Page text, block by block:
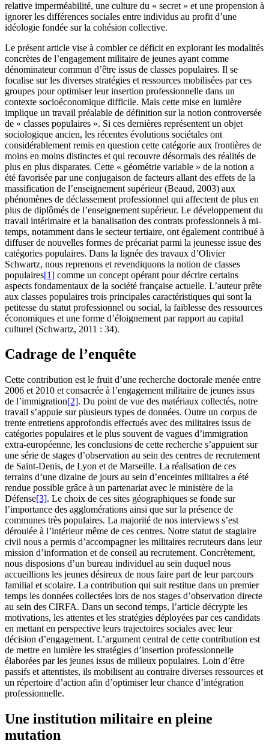
relative imperméabilité, une culture du « secret » et une propension à
ignorer les différences sociales entre individus au profit d’une
idéologie fondée sur la cohésion collective.
Le présent article vise à combler ce déficit en explorant les modalités
concrètes de l’engagement militaire de jeunes ayant comme
dénominateur commun d’être issus de classes populaires. Il se
focalise sur les diverses stratégies et ressources mobilisées par ces
groupes pour optimiser leur insertion professionnelle dans un
contexte socioéconomique difficile. Mais cette mise en lumière
implique un travail préalable de définition sur la notion controversée
de « classes populaires ». Si ces dernières représentent un objet
sociologique ancien, les récentes évolutions sociétales ont
considérablement remis en question cette catégorie aux frontières de
moins en moins distinctes et qui recouvre désormais des réalités de
plus en plus disparates. Cette « géométrie variable » de la notion a
été favorisée par une conjugaison de facteurs allant des effets de la
massification de l’enseignement supérieur (Beaud, 2003) aux
phénomènes de déclassement professionnel qui affectent de plus en
plus de diplômés de l’enseignement supérieur. Le développement du
travail intérimaire et la banalisation des contrats professionnels à mi-
temps, notamment dans le secteur tertiaire, ont également contribué à
diffuser de nouvelles formes de précariat parmi la jeunesse issue des
catégories populaires. Dans la lignée des travaux d’Olivier
Schwartz, nous reprenons et revendiquons la notion de classes
populaires[1] comme un concept opérant pour décrire certains
aspects fondamentaux de la société française actuelle. L’auteur prête
aux classes populaires trois principales caractéristiques qui sont la
petitesse du statut professionnel ou social, la faiblesse des ressources
économiques et une forme d’éloignement par rapport au capital
culturel (Schwartz, 2011 : 34).
Cadrage de l’enquête
Cette contribution est le fruit d’une recherche doctorale menée entre
2006 et 2010 et consacrée à l’engagement militaire de jeunes issus
de l’immigration[2]. Du point de vue des matériaux collectés, notre
travail s’appuie sur plusieurs types de données. Outre un corpus de
trente entretiens approfondis effectués avec des militaires issus de
catégories populaires et le plus souvent de vagues d’immigration
extra-européenne, les conclusions de cette recherche s’appuient sur
une série de stages d’observation au sein des centres de recrutement
de Saint-Denis, de Lyon et de Marseille. La réalisation de ces
terrains d’une dizaine de jours au sein d’enceintes militaires a été
rendue possible grâce à un partenariat avec le ministère de la
Défense[3]. Le choix de ces sites géographiques se fonde sur
l’importance des agglomérations ainsi que sur la présence de
communes très populaires. La majorité de nos interviews s’est
déroulée à l’intérieur même de ces centres. Notre statut de stagiaire
civil nous a permis d’accompagner les militaires recruteurs dans leur
mission d’information et de conseil au recrutement. Concrètement,
nous disposions d’un bureau individuel au sein duquel nous
accueillions les jeunes désireux de nous faire part de leur parcours
familial et scolaire. La contribution qui suit restitue dans un premier
temps les données collectées lors de nos stages d’observation directe
au sein des CIRFA. Dans un second temps, l’article décrypte les
motivations, les attentes et les stratégies déployées par ces candidats
en mettant en perspective leurs trajectoires sociales avec leur
décision d’engagement. L’argument central de cette contribution est
de mettre en lumière les stratégies d’insertion professionnelle
élaborées par les jeunes issus de milieux populaires. Loin d’être
passifs et attentistes, ils mobilisent au contraire diverses ressources et
un répertoire d’action afin d’optimiser leur chance d’intégration
professionnelle.
Une institution militaire en pleine
mutation